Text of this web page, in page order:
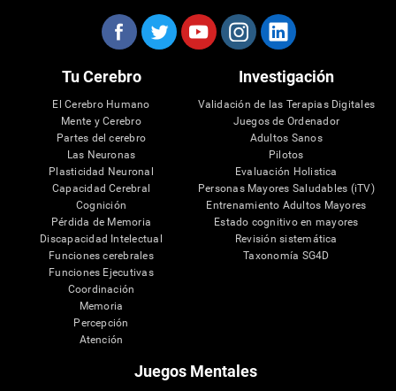
Tu Cerebro
El Cerebro Humano
Mente y Cerebro
Partes del cerebro
Las Neuronas
Plasticidad Neuronal
Capacidad Cerebral
Cognición
Pérdida de Memoria
Discapacidad Intelectual
Funciones cerebrales
Funciones Ejecutivas
Coordinación
Memoria
Percepción
Atención
Investigación
Validación de las Terapias Digitales
Juegos de Ordenador
Adultos Sanos
Pilotos
Evaluación Holistica
Personas Mayores Saludables (iTV)
Entrenamiento Adultos Mayores
Estado cognitivo en mayores
Revisión sistemática
Taxonomía SG4D
Juegos Mentales